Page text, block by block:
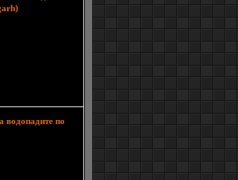
Kрепостта
водопадите по